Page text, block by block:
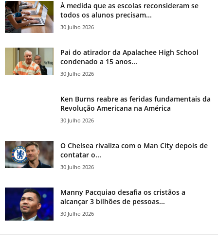
À medida que as escolas reconsideram se
todos os alunos precisam...
30 Julho 2026
Pai do atirador da Apalachee High School
condenado a 15 anos...
30 Julho 2026
Ken Burns reabre as feridas fundamentais da
Revolução Americana na América
30 Julho 2026
O Chelsea rivaliza com o Man City depois de
contatar o...
30 Julho 2026
Manny Pacquiao desafia os cristãos a
alcançar 3 bilhões de pessoas...
30 Julho 2026